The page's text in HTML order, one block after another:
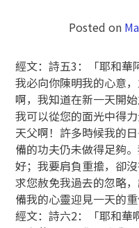
Posted on
經文：詩五3：「耶和華
我必向你陳明我的心意
啊，我知道在新一天開
我可以從您的面光中得
天父啊！許多時候我的
備的功夫仍未做得足夠
好；我要肩負重擔，卻
求您赦免我過去的忽略
備我的心靈迎見一天的重
經文：詩六2：「耶和華